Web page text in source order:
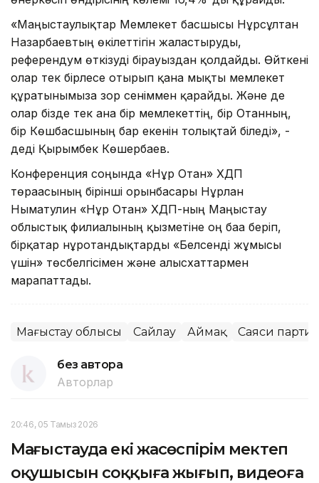
«Маңғыстаулықтар Мемлекет басшысы Нұрсұлтан
Назарбаевтың өкілеттігін жалғастыруды,
референдум өткізуді бірауыздан қолдайды. Өйткені
олар тек бірлесе отырып қана мықты мемлекет
құратынымызға зор сеніммен қарайды. Және де
олар бізде тек ғана бір мемлекеттің, бір Отанның,
бір Көшбасшының бар екенін толықтай біледі», -
деді Қырымбек Көшербаев.
Конференция соңында «Нұр Отан» ХДП
төрағасының бірінші орынбасары Нұрлан
Нығматулин «Нұр Отан» ХДП-ның Маңғыстау
облыстық филиалының қызметіне оң баға беріп,
бірқатар нұротандықтарды «Белсенді жұмысы
үшін» төсбелгісімен және алғысхаттармен
марапаттады.
Маңғыстау облысы Сайлау Аймақ Саяси
без автора
Авторлар
20:46, 05 Тамыз 2026
Маңғыстауда екі жасөспірім мектеп
оқушысын соққыға жығып, видеоға